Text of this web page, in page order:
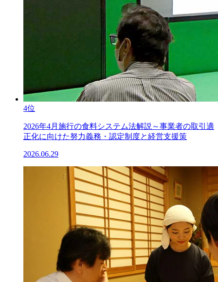
4位
2026年4月施行の食料システム法解説～事業者の取引適
正化に向けた努力義務・認定制度と経営支援策
2026.06.29